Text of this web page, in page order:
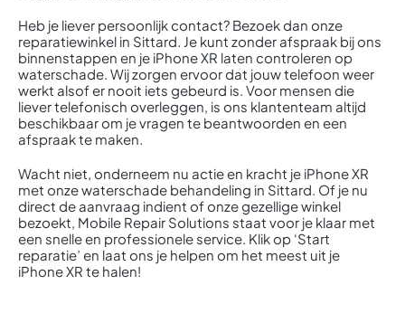
Heb je liever persoonlijk contact? Bezoek dan onze
reparatiewinkel in Sittard. Je kunt zonder afspraak bij ons
binnenstappen en je iPhone XR laten controleren op
waterschade. Wij zorgen ervoor dat jouw telefoon weer
werkt alsof er nooit iets gebeurd is. Voor mensen die
liever telefonisch overleggen, is ons klantenteam altijd
beschikbaar om je vragen te beantwoorden en een
afspraak te maken.
Wacht niet, onderneem nu actie en kracht je iPhone XR
met onze waterschade behandeling in Sittard. Of je nu
direct de aanvraag indient of onze gezellige winkel
bezoekt, Mobile Repair Solutions staat voor je klaar met
een snelle en professionele service. Klik op ‘Start
reparatie’ en laat ons je helpen om het meest uit je
iPhone XR te halen!